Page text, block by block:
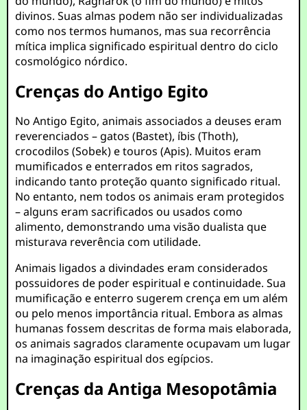
divinos. Suas almas podem não ser individualizadas
como nos termos humanos, mas sua recorrência
mítica implica significado espiritual dentro do ciclo
cosmológico nórdico.
Crenças do Antigo Egito
No Antigo Egito, animais associados a deuses eram
reverenciados – gatos (Bastet), íbis (Thoth),
crocodilos (Sobek) e touros (Apis). Muitos eram
mumificados e enterrados em ritos sagrados,
indicando tanto proteção quanto significado ritual.
No entanto, nem todos os animais eram protegidos
– alguns eram sacrificados ou usados como
alimento, demonstrando uma visão dualista que
misturava reverência com utilidade.
Animais ligados a divindades eram considerados
possuidores de poder espiritual e continuidade. Sua
mumificação e enterro sugerem crença em um além
ou pelo menos importância ritual. Embora as almas
humanas fossem descritas de forma mais elaborada,
os animais sagrados claramente ocupavam um lugar
na imaginação espiritual dos egípcios.
Crenças da Antiga Mesopotâmia